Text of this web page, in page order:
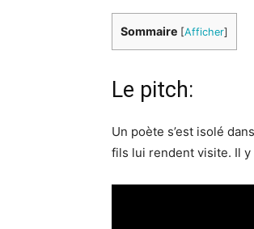
Sommaire [Afficher]
Le pitch:
Un poète s’est isolé
fils lui rendent visite. Il